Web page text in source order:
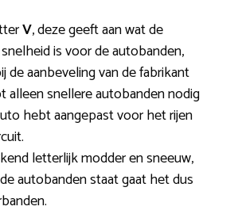
V, deze geeft aan wat de
is voor de autobanden,
de aanbeveling van de fabrikant
alleen snellere autobanden nodig
hebt aangepast voor het rijen
letterlijk modder en sneeuw,
autobanden staat gaat het dus